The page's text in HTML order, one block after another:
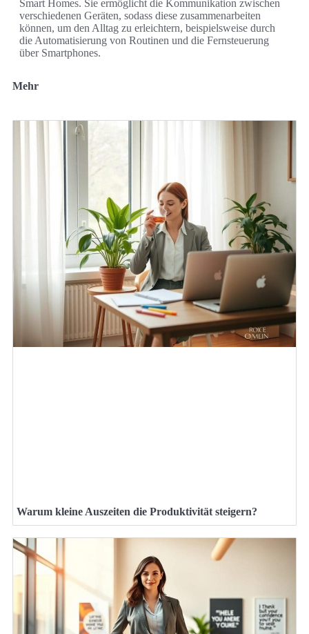
Smart Homes. Sie ermöglicht die Kommunikation zwischen
verschiedenen Geräten, sodass diese zusammenarbeiten
können, um den Alltag zu erleichtern, beispielsweise durch
die Automatisierung von Routinen und die Fernsteuerung
über Smartphones.
Mehr
Warum kleine Auszeiten die Produktivität steigern?